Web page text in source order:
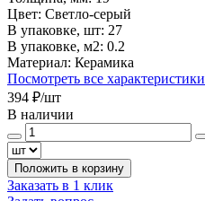
Цвет: Светло-серый
В упаковке, шт: 27
В упаковке, м2: 0.2
Материал: Керамика
Посмотреть все характеристики
394 ₽/шт
В наличии
Положить в корзину
Заказать в 1 клик